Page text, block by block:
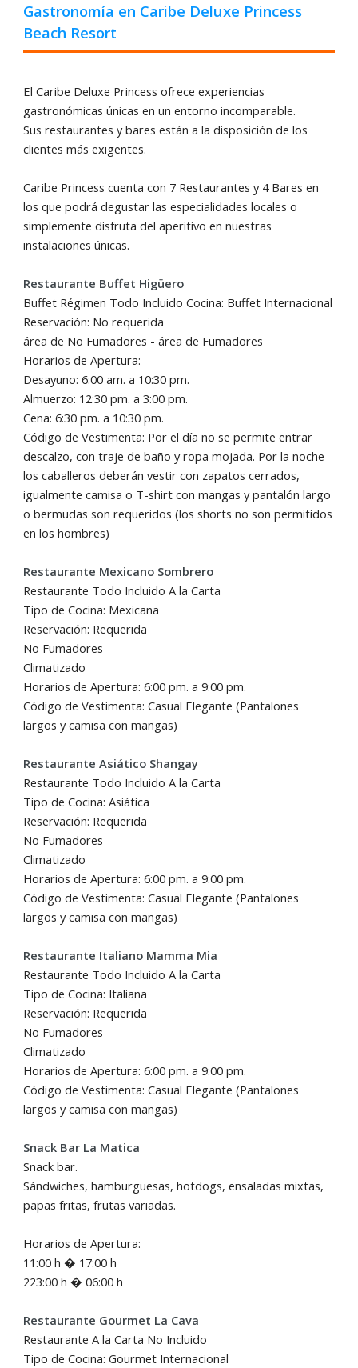
Gastronomía en Caribe Deluxe Princess
Beach Resort
ElCaribe Deluxe Princess ofreceexperiencias
gastronómicas únicas en un entorno incomparable.
Susrestaurantes y baresestána la disposición de los
clientes más exigentes.
Caribe Princess cuenta con 7 Restaurantes y 4 Bares en
los que podrá degustar las especialidades locales o
simplemente disfruta del aperitivo en nuestras
instalaciones únicas.
Restaurante Buffet Higüero
Buffet Régimen Todo Incluido Cocina: Buffet Internacional
Reservación: No requerida
área de No Fumadores - área de Fumadores
Horarios de Apertura:
Desayuno: 6:00 am. a 10:30 pm.
Almuerzo: 12:30 pm. a 3:00 pm.
Cena: 6:30 pm. a 10:30 pm.
Código de Vestimenta: Por el día no se permite entrar
descalzo, con traje de baño y ropa mojada. Por la noche
los caballeros deberán vestir con zapatos cerrados,
igualmente camisa o T-shirt con mangas y pantalón largo
o bermudas son requeridos (los shorts no son permitidos
en los hombres)
Restaurante Mexicano Sombrero
Restaurante Todo Incluido A la Carta
Tipo de Cocina: Mexicana
Reservación: Requerida
No Fumadores
Climatizado
Horarios de Apertura: 6:00 pm. a 9:00 pm.
Código de Vestimenta: Casual Elegante (Pantalones
largos y camisa con mangas)
Restaurante Asiático Shangay
Restaurante Todo Incluido A la Carta
Tipo de Cocina: Asiática
Reservación: Requerida
No Fumadores
Climatizado
Horarios de Apertura: 6:00 pm. a 9:00 pm.
Código de Vestimenta: Casual Elegante (Pantalones
largos y camisa con mangas)
Restaurante Italiano Mamma Mia
Restaurante Todo Incluido A la Carta
Tipo de Cocina: Italiana
Reservación: Requerida
No Fumadores
Climatizado
Horarios de Apertura: 6:00 pm. a 9:00 pm.
Código de Vestimenta: Casual Elegante (Pantalones
largos y camisa con mangas)
Snack Bar La Matica
Snack bar.
Sándwiches, hamburguesas, hotdogs, ensaladas mixtas,
papas fritas, frutas variadas.
Horarios de Apertura:
11:00 h � 17:00 h
223:00 h � 06:00 h
Restaurante Gourmet La Cava
Restaurante A la Carta No Incluido
Tipo de Cocina: Gourmet Internacional